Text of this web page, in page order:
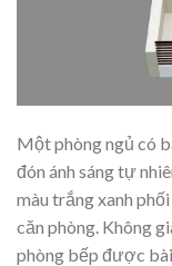
Một phòng ngủ có
đón ánh sáng tự
màu trắng xanh
căn phòng. Không
phòng bếp được